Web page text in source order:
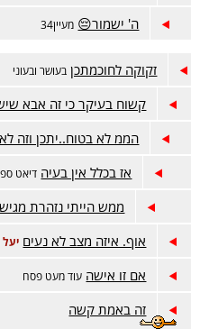
ה' ישמור😔 מעיין34
זקוקה לחוכמתכן בעושר ובעוני
קשוח בעיקר כי זה אבא
הממ לא בטוח..יתכן וזה
אז בכלל אין בעיה דיאט
ממש הייתי נזהרת
אוף. איזה מצב לא נעים
אם זו אישה עוד מעט פסח
זה באמת קשה